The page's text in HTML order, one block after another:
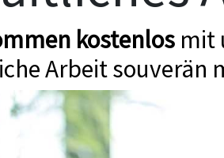
kostenlos mit
Arbeit